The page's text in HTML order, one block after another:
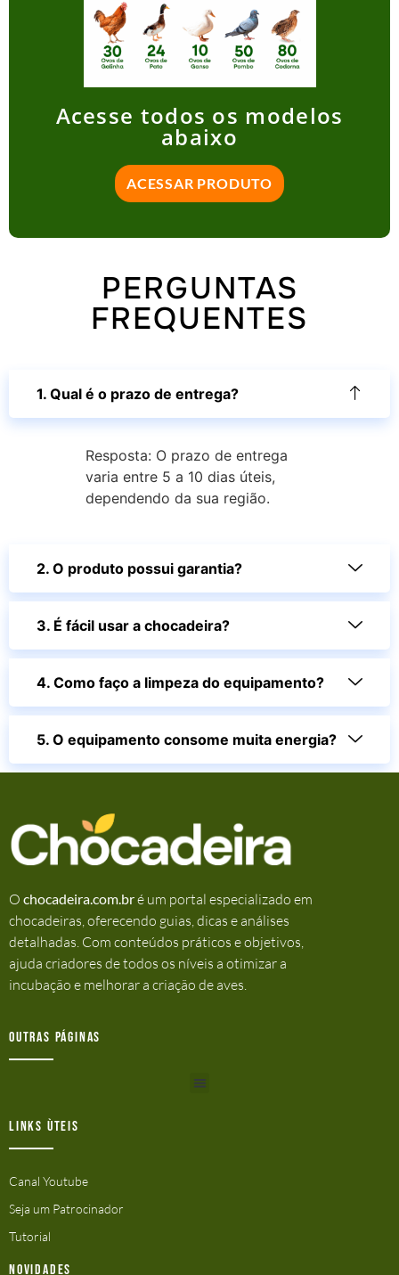
Acesse todos os modelos
abaixo
ACESSAR PRODUTO
PERGUNTAS
FREQUENTES
1. Qual é o prazo de entrega?
Resposta: O prazo de entrega
varia entre 5 a 10 dias úteis,
dependendo da sua região.
2. O produto possui garantia?
3. É fácil usar a chocadeira?
4. Como faço a limpeza do equipamento?
5. O equipamento consome muita energia?
O chocadeira.com.bré um portal especializado em
chocadeiras, oferecendo guias, dicas e análises
detalhadas. Com conteúdos práticos e objetivos,
ajuda criadores de todos os níveis a otimizar a
incubação e melhorar a criação de aves.
Outras Páginas
Links ùteis
Canal Youtube
Seja um Patrocinador
Tutorial
Novidades